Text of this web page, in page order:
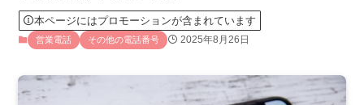
本ページにはプロモーションが含まれています
営業電話 その他の電話番号 2025年8月26日